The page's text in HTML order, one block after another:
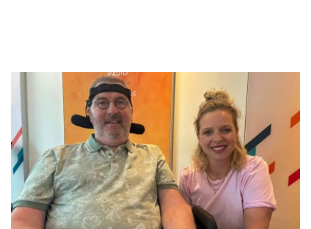
Podcasts
Muziek
Artikelen
Kanalen
Steun
onze